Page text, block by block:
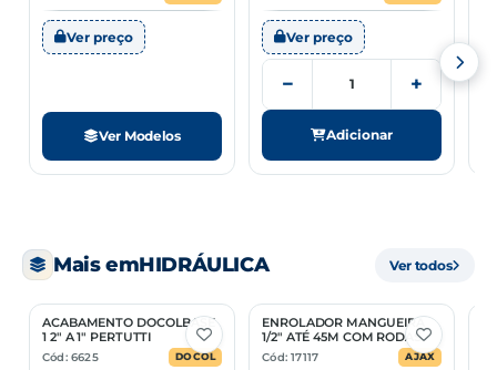
Ver preço
Ver Modelos
Ver preço
− +
Adicionar
Mais emHIDRÁULICA Ver todos
ACABAMENTO DOCOLBASE
1 2" A 1" PERTUTTI
Cód: 6625
DOCOL
ENROLADOR MANGUEIRA
1/2" ATÉ 45M COM RODAS
Cód: 17117
AJAX